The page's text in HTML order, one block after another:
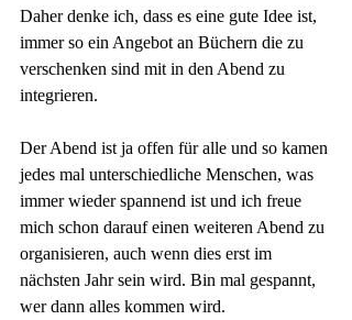
Daher denke ich, dass es eine gute Idee ist,
immer so ein Angebot an Büchern die zu
verschenken sind mit in den Abend zu
integrieren.
Der Abend ist ja offen für alle und so kamen
jedes mal unterschiedliche Menschen, was
immer wieder spannend ist und ich freue
mich schon darauf einen weiteren Abend zu
organisieren, auch wenn dies erst im
nächsten Jahr sein wird. Bin mal gespannt,
wer dann alles kommen wird.